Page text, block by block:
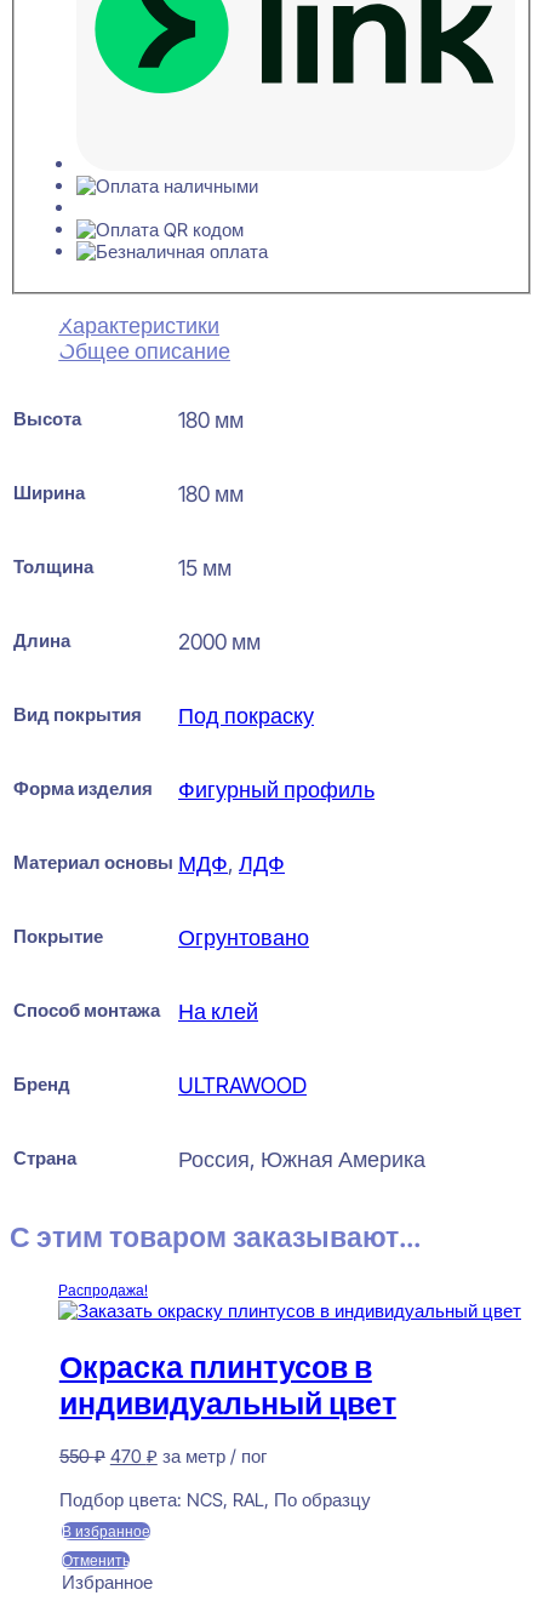
Характеристики
Общее описание
Высота 180 мм
Ширина 180 мм
Толщина 15 мм
Длина 2000 мм
Вид покрытия Под покраску
Форма изделия Фигурный профиль
Материал основы МДФ, ЛДФ
Покрытие Огрунтовано
Способ монтажа На клей
Бренд ULTRAWOOD
Страна Россия, Южная Америка
С этим товаром заказывают...
Распродажа!
Окраска плинтусов в
индивидуальный цвет
550₽ Первоначальная
составляла
550 ₽.
470 ₽Текущая
470 ₽.
за метр / пог
Подбор цвета: NCS, RAL, По образцу
В избранное
Отменить
Избранное